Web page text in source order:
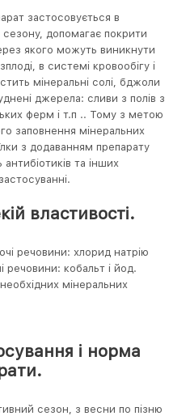
застосовується в
сезону, допомагає покрити
якого можуть виникнути
в системі кровообігу і
мінеральні солі, бджоли
джерела: сливи з полів з
ферм і т.п .. Тому з метою
заповнення мінеральних
з додаванням препарату
та інших
властивості.
речовини: хлорид натрію
речовини: кобальт і йод.
мінеральних
і норма
сезон, з весни по пізню